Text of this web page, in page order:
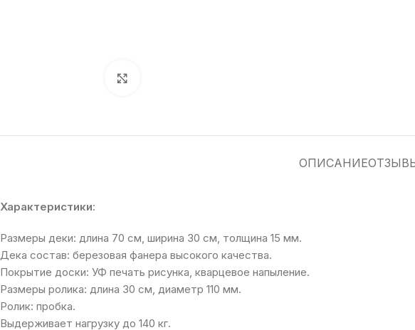
ОПИСАНИЕ
Характеристики:
Размеры деки: длина 70 см, ширина 30 см, толщина 15 мм.
Дека состав: березовая фанера высокого качества.
Покрытие доски: УФ печать рисунка, кварцевое напыление.
Размеры ролика: длина 30 см, диаметр 110 мм.
Ролик: пробка.
Выдерживает нагрузку до 140 кг.